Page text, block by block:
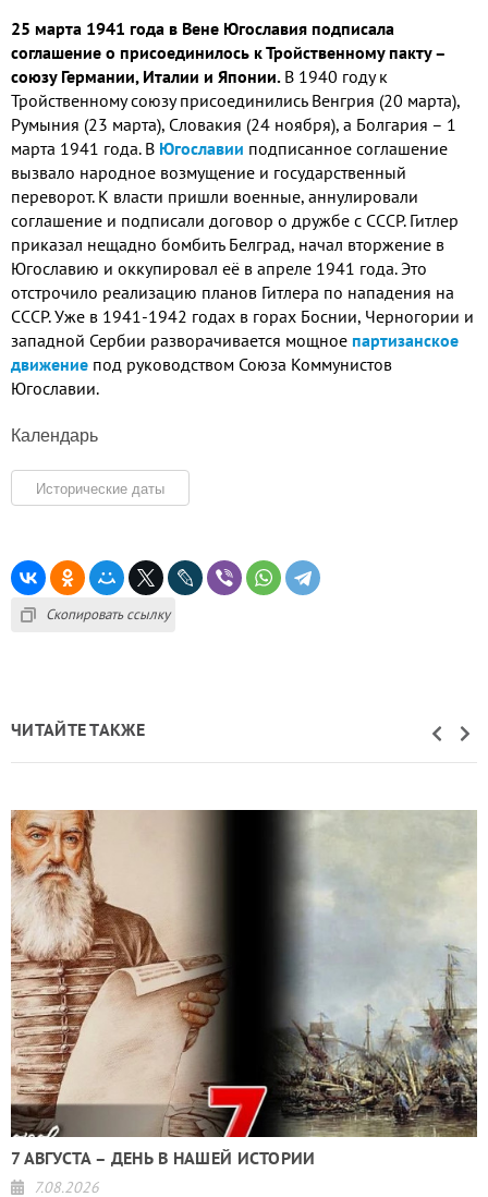
25 марта 1941 года в Вене Югославия подписала
соглашение о присоединилось к Тройственному пакту –
союзу Германии, Италии и Японии. В 1940 году к
Тройственному союзу присоединились Венгрия (20 марта),
Румыния (23 марта), Словакия (24 ноября), а Болгария – 1
марта 1941 года. В Югославии подписанное соглашение
вызвало народное возмущение и государственный
переворот. К власти пришли военные, аннулировали
соглашение и подписали договор о дружбе с СССР. Гитлер
приказал нещадно бомбить Белград, начал вторжение в
Югославию и оккупировал её в апреле 1941 года. Это
отстрочило реализацию планов Гитлера по нападения на
СССР. Уже в 1941-1942 годах в горах Боснии, Черногории и
западной Сербии разворачивается мощное партизанское
движение под руководством Союза Коммунистов
Югославии.
Календарь
Исторические даты
Скопировать ссылку
ЧИТАЙТЕ ТАКЖЕ
7 АВГУСТА – ДЕНЬ В НАШЕЙ ИСТОРИИ
7.08.2026